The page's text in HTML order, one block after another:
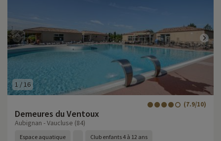
1 /16
Demeures du Ventoux
(7.9/10)
Aubignan - Vaucluse (84)
Espace aquatique Club enfants 4 à 12 ans